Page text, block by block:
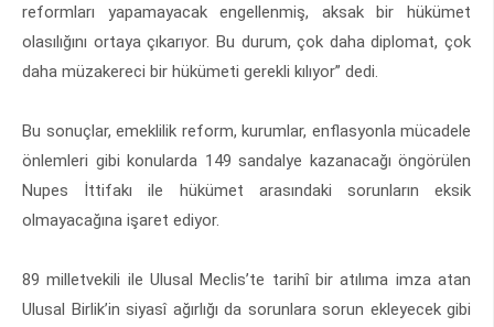
reformları yapamayacak engellenmiş, aksak bir hükümet
olasılığını ortaya çıkarıyor. Bu durum, çok daha diplomat, çok
daha müzakereci bir hükümeti gerekli kılıyor” dedi.
Bu sonuçlar, emeklilik reform, kurumlar, enflasyonla mücadele
önlemleri gibi konularda 149 sandalye kazanacağı öngörülen
Nupes İttifakı ile hükümet arasındaki sorunların eksik
olmayacağına işaret ediyor.
89 milletvekili ile Ulusal Meclis’te tarihî bir atılıma imza atan
Ulusal Birlik’in siyasî ağırlığı da sorunlara sorun ekleyecek gibi